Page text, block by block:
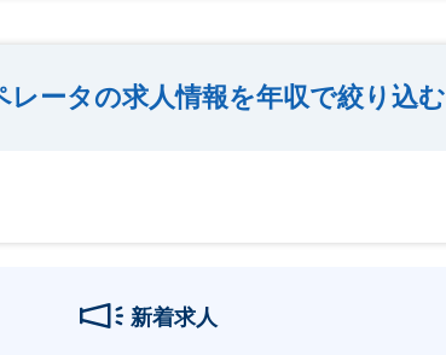
レータの求人情報を年収で絞り込む
新着求人